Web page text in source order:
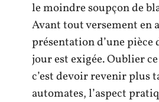
le moindre soupçon de
Avant tout versement en
présentation d’une pièce
jour est exigée. Oublier
c’est devoir revenir plus
automates, l’aspect